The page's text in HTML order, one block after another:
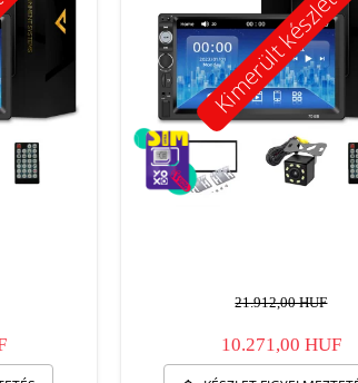
Kimerült készlet
21.912,00 HUF
10.271,00 HUF